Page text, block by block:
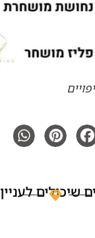
לעניין אותך: